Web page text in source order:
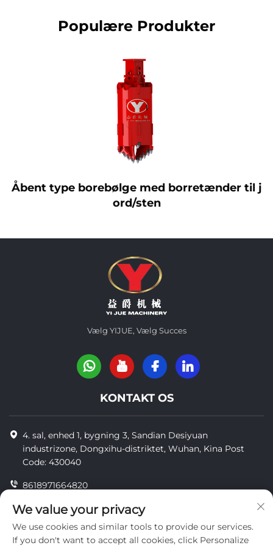
Populære Produkter
Åbent type borebølge med borretænder til j
ord/sten
Vælg YIJUE, Vælg Succes
KONTAKT OS
4. sal, enhed 1, bygning 3, Sandian Desiyuan
industrizone, Dongxihu-distriktet, Wuhan, Kina Post
Code: 430040
8618971664820
8618971664820
[email protected]
We value your privacy
We use cookies and similar tools to provide our services.
If you don't want to accept all cookies, click Personalize